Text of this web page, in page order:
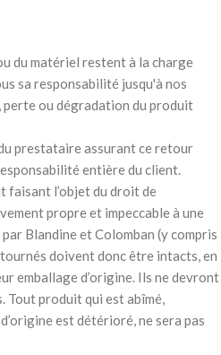
du matériel restent à la charge
sa responsabilité jusqu'à nos
perte ou dégradation du produit
prestataire assurant ce retour
entière du client.
faisant l’objet du droit de
propre et impeccable à une
Blandine et Colomban (y compris
doivent donc être intacts, en
emballage d’origine. Ils ne devront
Tout produit qui est abîmé,
est détérioré, ne sera pas